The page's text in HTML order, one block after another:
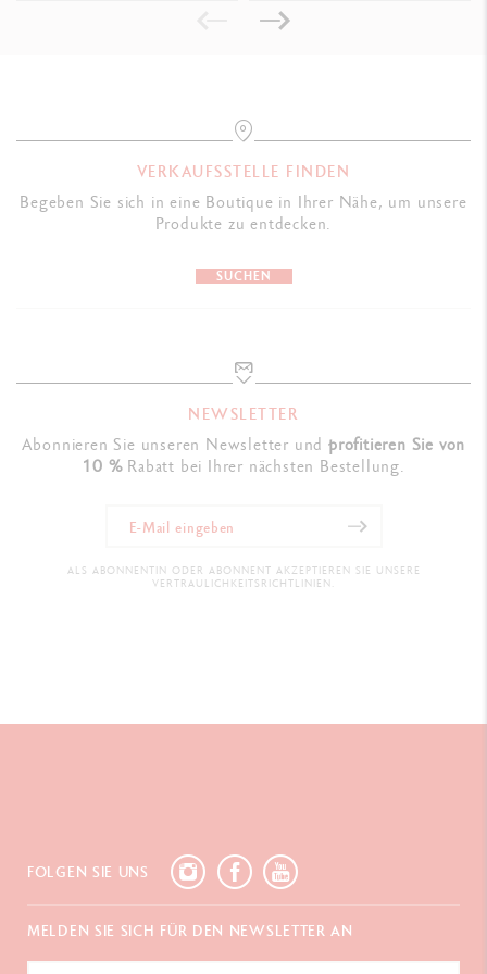
GESETZLICHE VORSCHRIFTEN
PRODUKTREFERENZ
VERKAUFSSTELLE FINDEN
Begeben Sie sich in eine Boutique in Ihrer Nähe, um unsere
Produkte zu entdecken.
SUCHEN
NEWSLETTER
Abonnieren Sie unseren Newsletter undprofitieren Sie von
10 %Rabatt bei Ihrer nächsten Bestellung.
ALS ABONNENTIN ODER ABONNENT AKZEPTIEREN SIE UNSERE
VERTRAULICHKEITSRICHTLINIEN.
FOLGEN SIE UNS
MELDEN SIE SICH FÜR DEN NEWSLETTER AN